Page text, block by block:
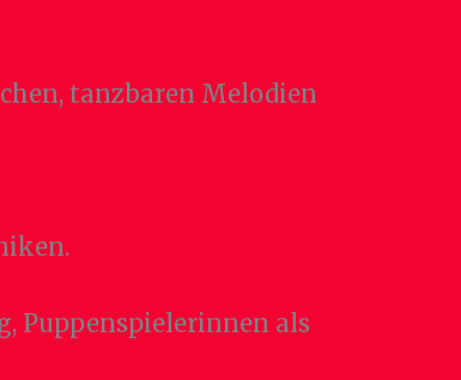
tanzbaren Melodien
Puppenspielerinnen als